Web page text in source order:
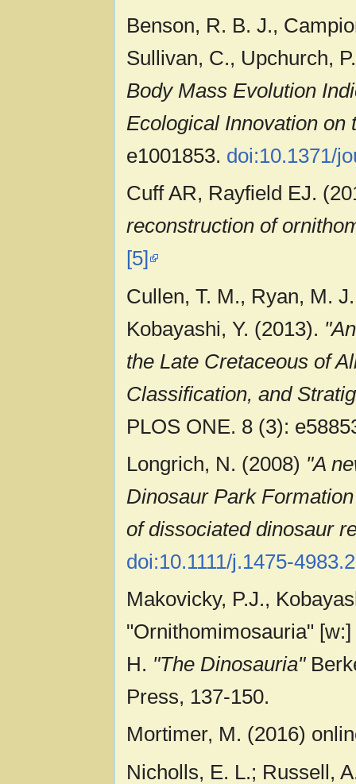
Benson, R. B. J.,
Sullivan, C., Upchurch,
Body Mass Evolution
Ecological Innovation on
e1001853. doi:10.1371/
Cuff AR, Rayfield EJ.
reconstruction of
[5]
Cullen, T. M., Ryan, M.
Kobayashi, Y. (2013).
the Late Cretaceous of
Classification, and
PLOS ONE. 8 (3):
Longrich, N. (2008) "A
Dinosaur Park
of dissociated dinosaur
doi:10.1111/j.1475-
Makovicky, P.J.,
"Ornithomimosauria"
H. "The Dinosauria"
Press, 137-150.
Mortimer, M. (2016)
Nicholls, E. L.; Russell,